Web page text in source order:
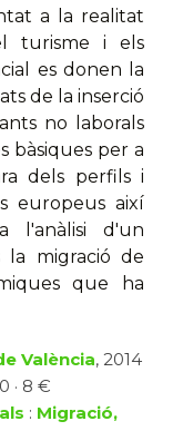
a la realitat
turisme i els
es donen la
de la inserció
no laborals
bàsiques per a
dels perfils i
europeus així
l'anàlisi d'un
migració de
que ha
València, 2014
· 8 €
: Migració,